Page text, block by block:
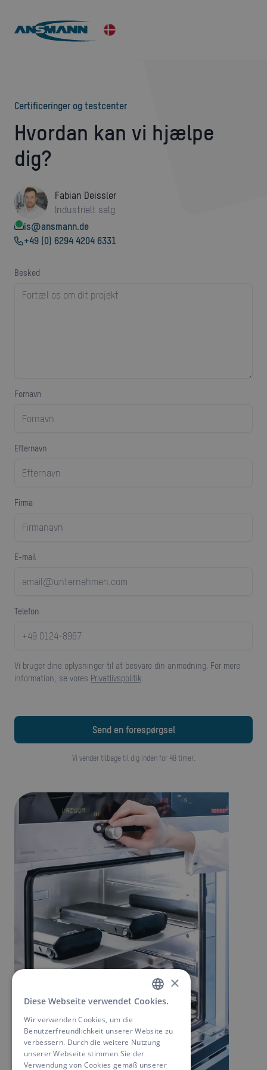
Certificeringer og testcenter
Hvordan kan vi hjælpe
dig?
Fabian Deissler
Industrielt salg
is@ansmann.de
+49 (0) 6294 4204 6331
besked
Fornavn
efternavn
firma
E-mail
telefon
Vi bruger dine oplysninger til at besvare din anmodning. For mere
information, se vores Privatlivspolitik
Vi vender tilbage til dig inden for 48 timer.
GERMAN
ENGLISH
×
Diese Webseite verwendet Cookies.
Wir verwenden Cookies, um die
Benutzerfreundlichkeit unserer Website zu
verbessern. Durch die weitere Nutzung
unserer Webseite stimmen Sie der
Verwendung von Cookies gemäß unserer